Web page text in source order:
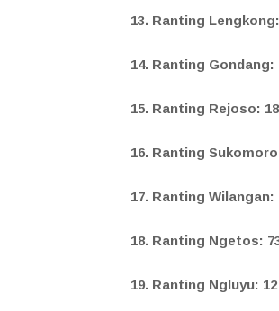
13. Ranting
14. Ranting Gondang:
15. Ranting Rejoso:
16. Ranting
17. Ranting Wilangan:
18. Ranting Ngetos:
19. Ranting Ngluyu: 12